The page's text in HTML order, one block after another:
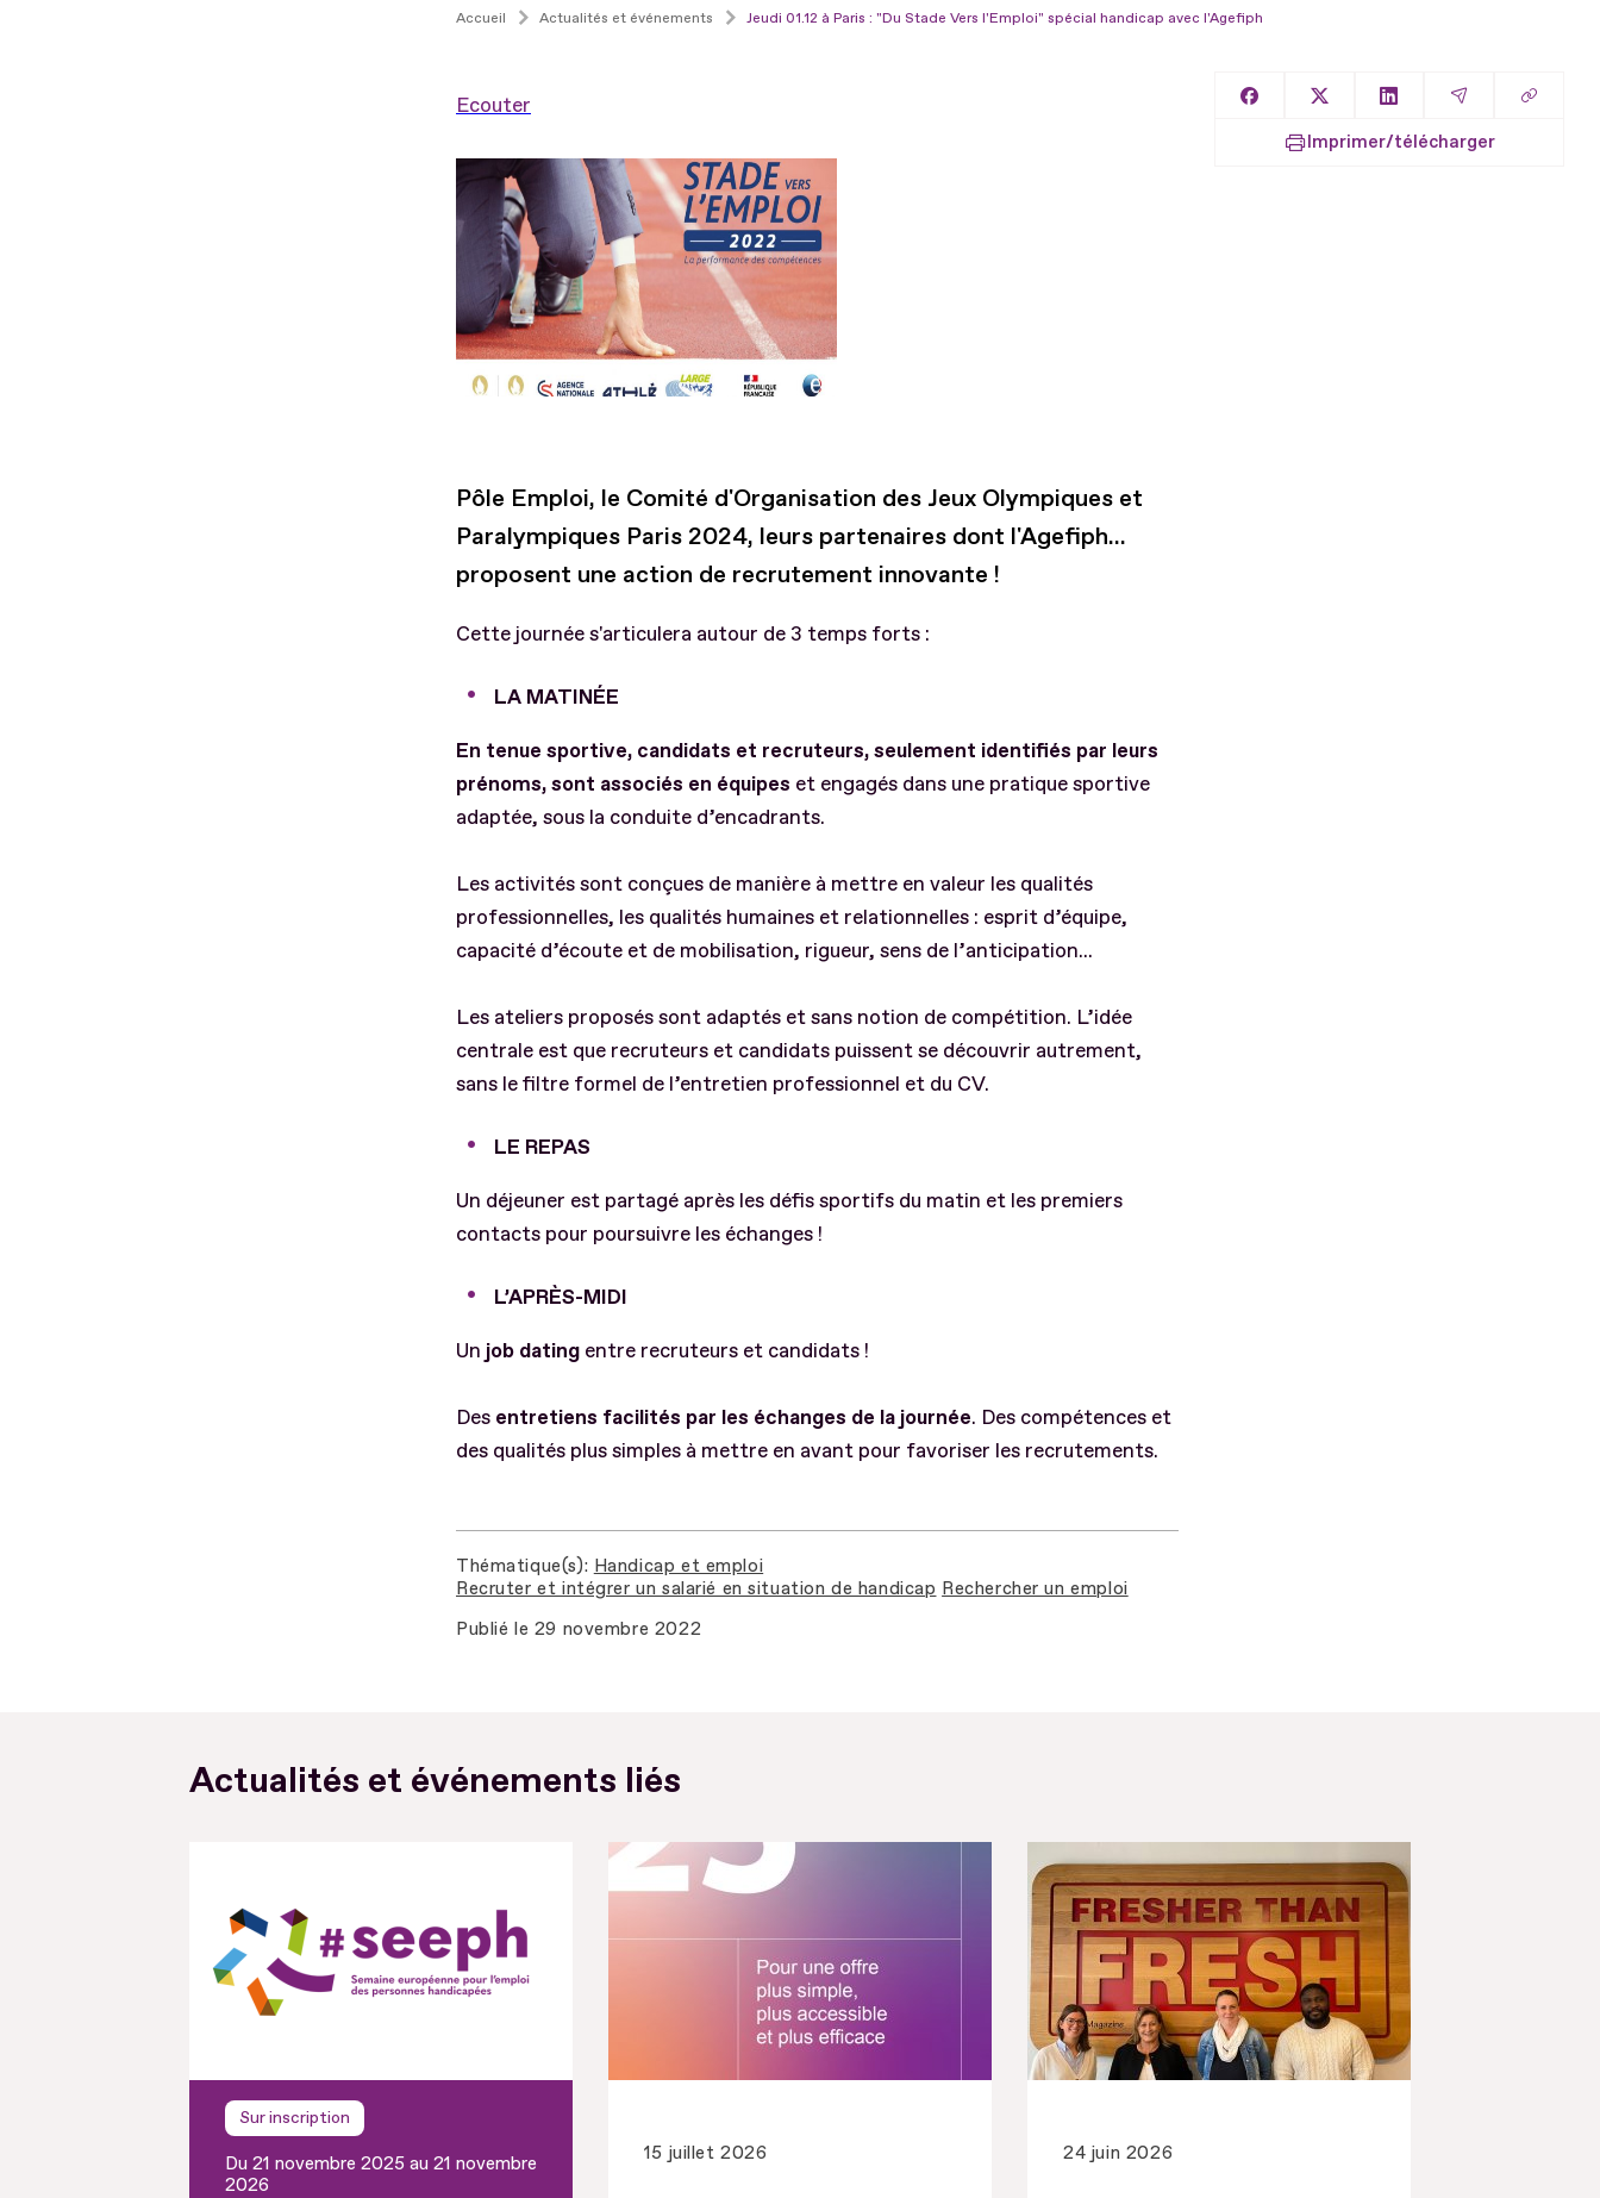
Accueil Actualités et événements Jeudi 01.12 à Paris : "Du Stade Vers l'Emploi" spécial handicap avec l'Agefiph
Ecouter
Pôle Emploi, le Comité d'Organisation des Jeux Olympiques et
Paralympiques Paris 2024, leurs partenaires dont l'Agefiph...
proposent une action de recrutement innovante !
Cette journée s'articulera autour de 3 temps forts :
LA MATINÉE
En tenue sportive, candidats et recruteurs, seulement identifiés par leurs
prénoms, sont associés en équipes et engagés dans une pratique sportive
adaptée, sous la conduite d’encadrants.
Les activités sont conçues de manière à mettre en valeur les qualités
professionnelles, les qualités humaines et relationnelles : esprit d’équipe,
capacité d’écoute et de mobilisation, rigueur, sens de l’anticipation...
Les ateliers proposés sont adaptés et sans notion de compétition. L’idée
centrale est que recruteurs et candidats puissent se découvrir autrement,
sans le filtre formel de l’entretien professionnel et du CV.
LE REPAS
Un déjeuner est partagé après les défis sportifs du matin et les premiers
contacts pour poursuivre les échanges !
L’APRÈS-MIDI
Un job dating entre recruteurs et candidats !
Des entretiens facilités par les échanges de la journée. Des compétences et
des qualités plus simples à mettre en avant pour favoriser les recrutements.
Thématique(s) Handicap et emploi
Recruter et intégrer un salarié en situation de handicap Rechercher un emploi
Publié le 29 novembre 2022
Partager sur Facebook
Partager sur XPartager sur LinkedIn
Partager par
Copier
Imprimer/télécharger
Actualités et événements liés
Sur inscription
Du 21 novembre 2025 au 21 novembre
2026
15 juillet 2026 24 juin 2026